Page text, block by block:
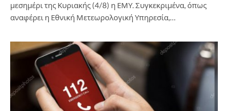
μεσημέρι της Κυριακής (4/8) η ΕΜΥ. Συγκεκριμένα, όπως
αναφέρει η Εθνική Μετεωρολογική Υπηρεσία,…